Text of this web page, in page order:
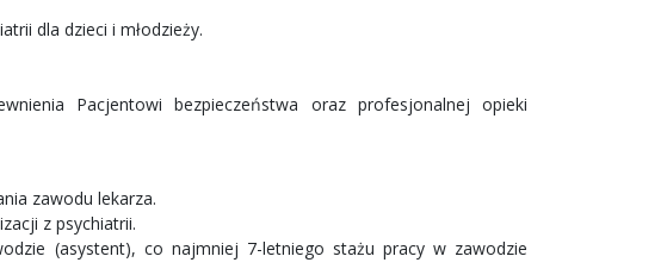
dla dzieci i młodzieży.
Pacjentowi bezpieczeństwa oraz profesjonalnej opieki
zawodu lekarza.
z psychiatrii.
(asystent), co najmniej 7-letniego stażu pracy w zawodzie